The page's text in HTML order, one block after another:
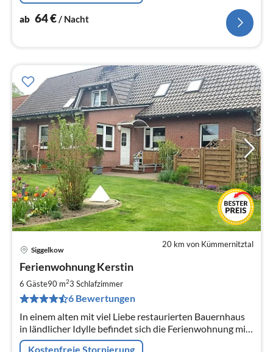
ab 64€ / Nacht
20 km von Kümmernitztal
Siggelkow
Ferienwohnung Kerstin
6 Gäste90 m23 Schlafzimmer
6 Bewertungen
In einem alten mit viel Liebe restaurierten Bauernhaus
in ländlicher Idylle befindet sich die Ferienwohnung mit
einer Größe von ca 90 qm , umgeben von einem großen
Kostenfreie Stornierung